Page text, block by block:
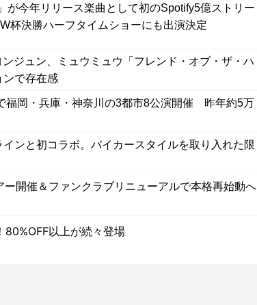
が今年リリース楽曲として初のSpotify5億ストリー
杯決勝ハーフタイムショーにも出演決定
ジュン、ミュウミュウ「フレンド・オブ・ザ・ハ
ンで存在感
福岡・兵庫・神奈川の3都市8公演開催 昨年約5万
ンと初コラボ。バイカースタイルを取り入れた限
開催＆ファンクラブリニューアルで本格再始動へ
以上が続々登場